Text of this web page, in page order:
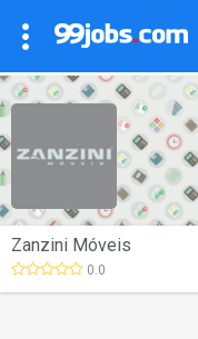
Zanzini Móveis
0.0